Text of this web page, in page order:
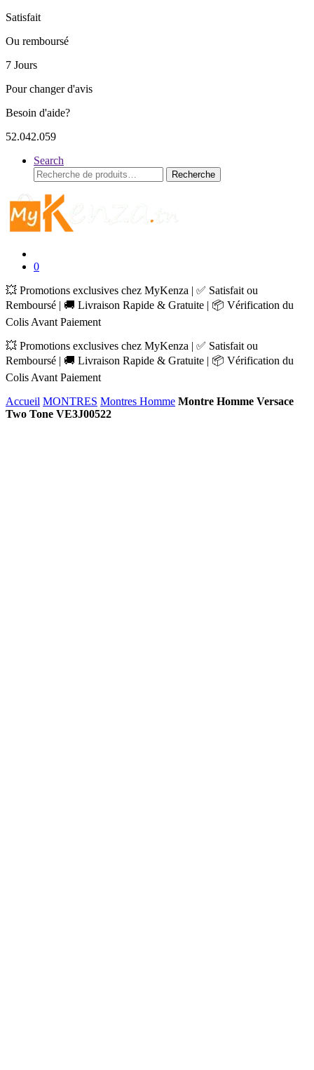
Satisfait
Ou remboursé
7 Jours
Pour changer d'avis
Besoin d'aide?
52.042.059
Search
Recherche
pour :
Recherche
0
💥 Promotions exclusives chez MyKenza | ✅ Satisfait ou
Remboursé | 🚚 Livraison Rapide & Gratuite | 📦 Vérification du
Colis Avant Paiement
💥 Promotions exclusives chez MyKenza | ✅ Satisfait ou
Remboursé | 🚚 Livraison Rapide & Gratuite | 📦 Vérification du
Colis Avant Paiement
Accueil MONTRES Montres Homme Montre Homme Versace
Two Tone VE3J00522